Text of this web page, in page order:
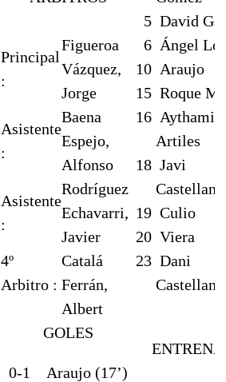
Principal
:
Figueroa
Vázquez,
Jorge
Asistente
:
Baena
Espejo,
Alfonso
Asistente
:
Rodríguez
Echavarri,
Javier
4º
Arbitro :
Catalá
Ferrán,
Albert
5 David
6 Ángel
10 Araujo
15 Roque
16 Aythami
Artiles
18 Javi
Castellano
19 Culio
20 Viera
23 Dani
Castellano
GOLES
0-1
Araujo (17’)